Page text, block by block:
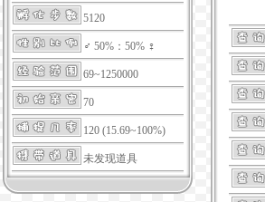
5120
♂ 50%：50% ♀
69~1250000
70
120 (15.69~100%)
未发现道具